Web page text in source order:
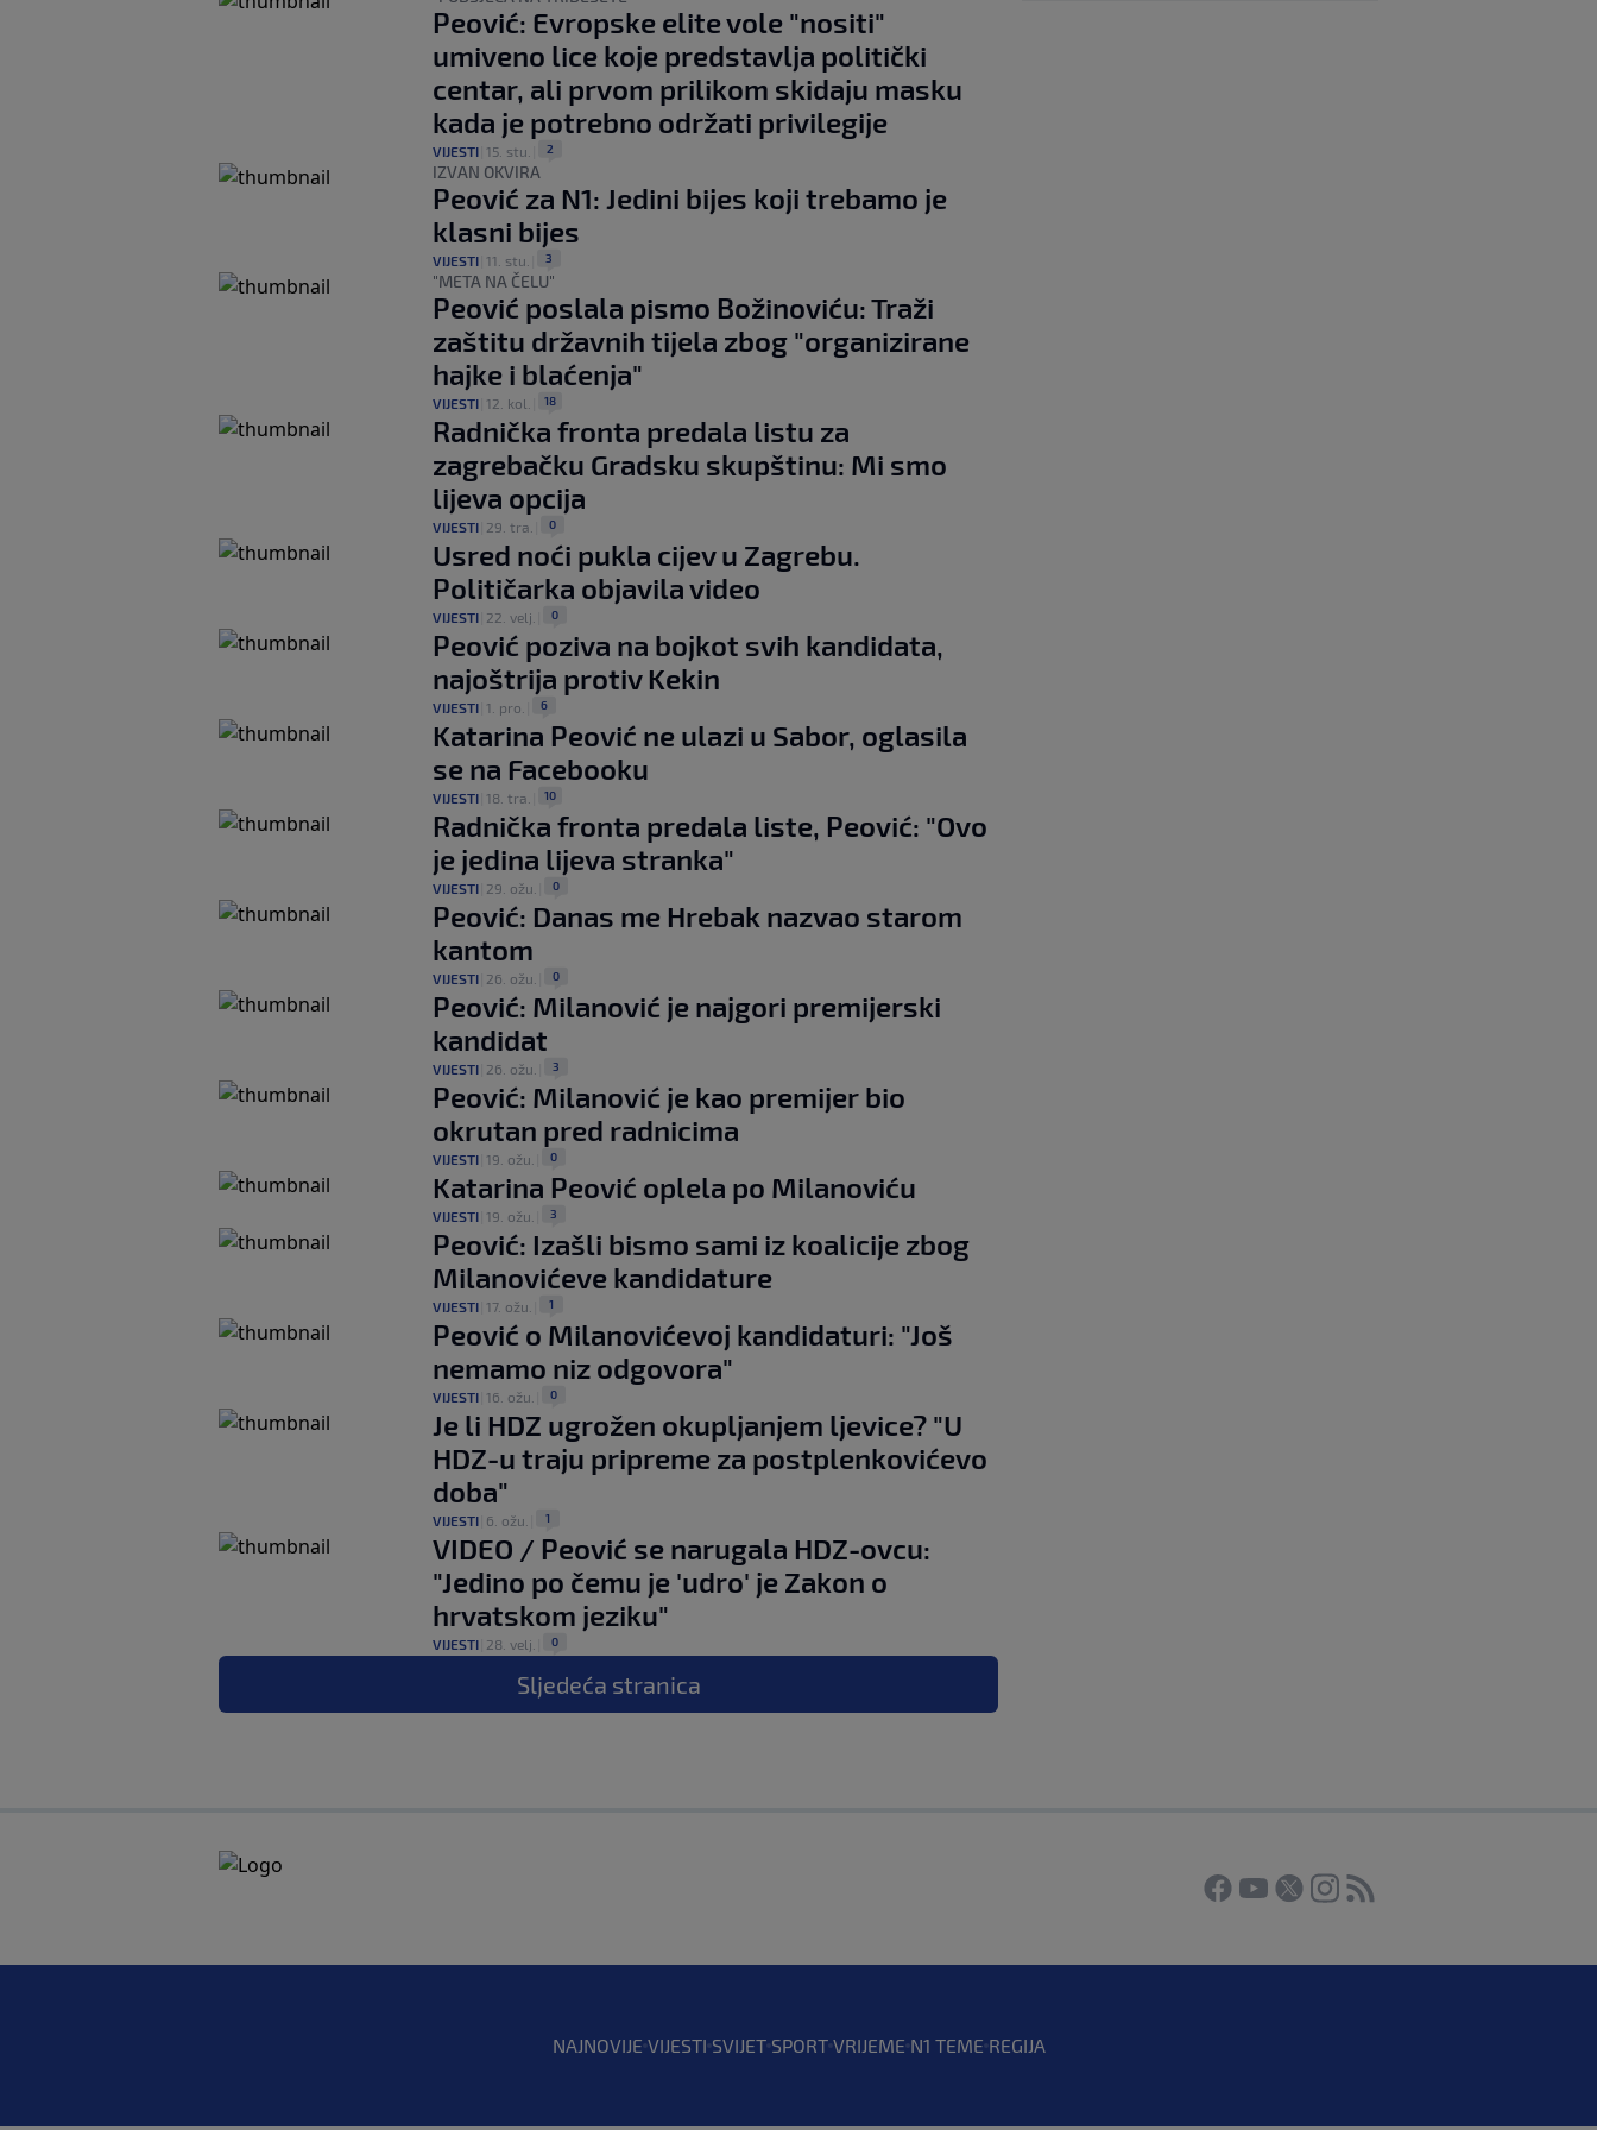
Peović: Evropske elite vole "nositi"
umiveno lice koje predstavlja politički
centar, ali prvom prilikom skidaju masku
kada je potrebno održati privilegije
VIJESTI 15. stu. 2
IZVAN OKVIRA
Peović za N1: Jedini bijes koji trebamo je
klasni bijes
VIJESTI 11. stu. 3
"META NA ČELU"
Peović poslala pismo Božinoviću: Traži
zaštitu državnih tijela zbog "organizirane
hajke i blaćenja"
VIJESTI 12. kol. 18
Radnička fronta predala listu za
zagrebačku Gradsku skupštinu: Mi smo
lijeva opcija
VIJESTI 29. tra. 0
Usred noći pukla cijev u Zagrebu.
Političarka objavila video
VIJESTI 22. velj. 0
Peović poziva na bojkot svih kandidata,
najoštrija protiv Kekin
VIJESTI 1. pro. 6
Katarina Peović ne ulazi u Sabor, oglasila
se na Facebooku
VIJESTI 18. tra. 10
Radnička fronta predala liste, Peović: "Ovo
je jedina lijeva stranka"
VIJESTI 29. ožu. 0
Peović: Danas me Hrebak nazvao starom
kantom
VIJESTI 26. ožu. 0
Peović: Milanović je najgori premijerski
kandidat
VIJESTI 26. ožu. 3
Peović: Milanović je kao premijer bio
okrutan pred radnicima
VIJESTI 19. ožu. 0
Katarina Peović oplela po Milanoviću
VIJESTI 19. ožu. 3
Peović: Izašli bismo sami iz koalicije zbog
Milanovićeve kandidature
VIJESTI 17. ožu. 1
Peović o Milanovićevoj kandidaturi: "Još
nemamo niz odgovora"
VIJESTI 16. ožu. 0
Je li HDZ ugrožen okupljanjem ljevice? "U
HDZ-u traju pripreme za postplenkovićevo
doba"
VIJESTI 6. ožu. 1
VIDEO / Peović se narugala HDZ-ovcu:
"Jedino po čemu je 'udro' je Zakon o
hrvatskom jeziku"
VIJESTI 28. velj. 0
Sljedeća stranica
NAJNOVIJE VIJESTI SVIJET SPORT VRIJEME N1 TEME REGIJA